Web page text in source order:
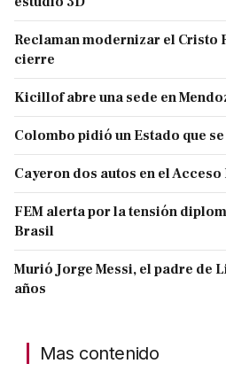
Reclaman modernizar el Cristo
cierre
Kicillof abre una sede en
Colombo pidió un Estado que
Cayeron dos autos en el
FEM alerta por la tensión
Brasil
Murió Jorge Messi, el padre de
años
Mas contenido